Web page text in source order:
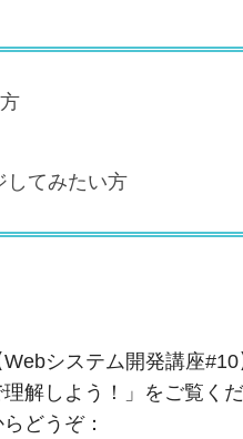
してみたい方
システム開発講座#10
解しよう！」をご覧くだ
どうぞ：